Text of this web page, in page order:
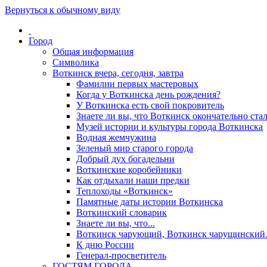
Вернуться к обычному виду
Город
Общая информация
Символика
Воткинск вчера, сегодня, завтра
Фамилии первых мастеровых
Когда у Воткинска день рождения?
У Воткинска есть свой покровитель
Знаете ли вы, что Воткинск окончательно
Музей истории и культуры города Воткинска
Водная жемчужина
Зеленый мир старого города
Добрый дух богадельни
Воткинские коробейники
Как отдыхали наши предки
Теплоходы «Воткинск»
Памятные даты истории Воткинска
Воткинский словарик
Знаете ли вы, что...
Воткинск чарующий, Воткинск
К дню России
Генерал-просветитель